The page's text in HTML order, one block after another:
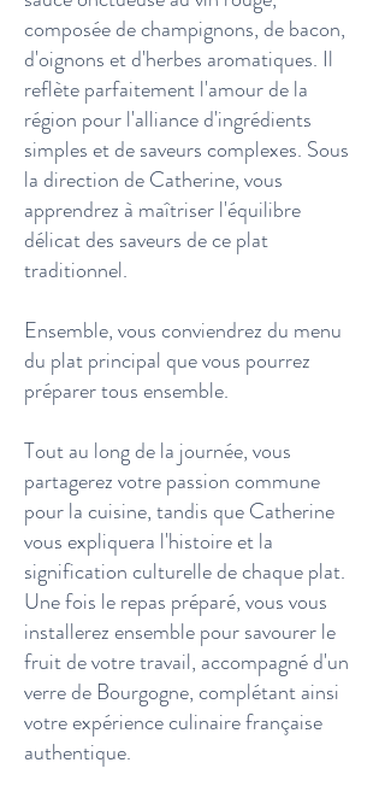
composée de champignons, de bacon,
d'oignons et d'herbes aromatiques. Il
reflète parfaitement l'amour de la
région pour l'alliance d'ingrédients
simples et de saveurs complexes. Sous
la direction de Catherine, vous
apprendrez à maîtriser l'équilibre
délicat des saveurs de ce plat
traditionnel.
Ensemble, vous conviendrez du menu
du plat principal que vous pourrez
préparer tous ensemble.
Tout au long de la journée, vous
partagerez votre passion commune
pour la cuisine, tandis que Catherine
vous expliquera l'histoire et la
signification culturelle de chaque plat.
Une fois le repas préparé, vous vous
installerez ensemble pour savourer le
fruit de votre travail, accompagné d'un
verre de Bourgogne, complétant ainsi
votre expérience culinaire française
authentique.